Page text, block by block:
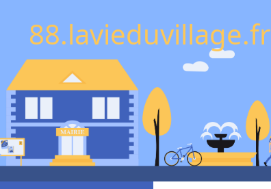
88.lavieduvillage.fr